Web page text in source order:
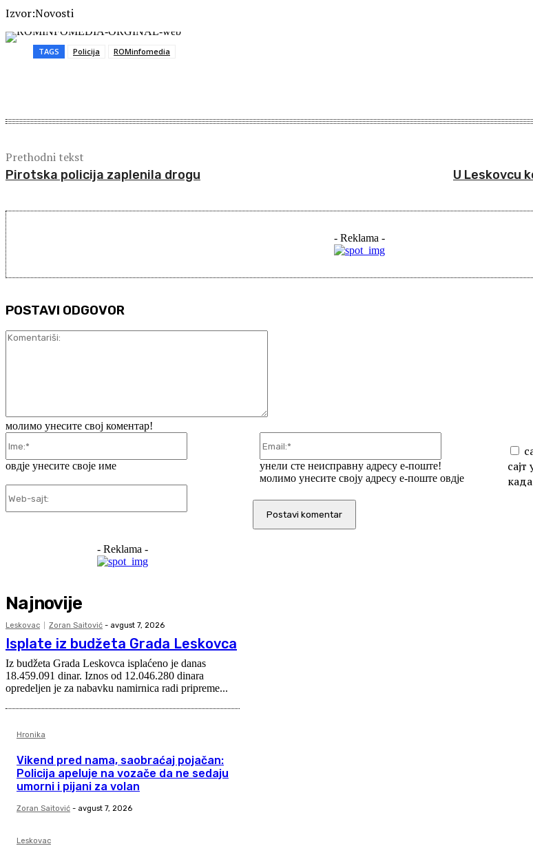
Izvor:Novosti
TAGS Policija ROMinfomedia
Prethodni tekst
Pirotska policija zaplenila drogu
U Leskovcu
- Reklama -
POSTAVI ODGOVOR
молимо унесите свој коментар!
овдје унесите своје име
унели сте неисправну адресу е-поште!
молимо унесите своју адресу е-поште овдје
- Reklama -
Najnovije
Leskovac Zoran Saitović - avgust 7, 2026
Isplate iz budžeta Grada Leskovca
Iz budžeta Grada Leskovca isplaćeno je danas
18.459.091 dinar. Iznos od 12.046.280 dinara
opredeljen je za nabavku namirnica radi pripreme...
Hronika
Vikend pred nama, saobraćaj pojačan:
Policija apeluje na vozače da ne sedaju
umorni i pijani za volan
Zoran Saitović - avgust 7, 2026
Leskovac